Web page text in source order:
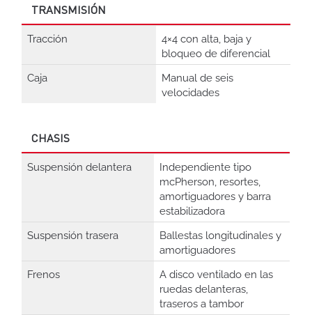
TRANSMISIÓN
Tracción
4×4 con alta, baja y
bloqueo de diferencial
Caja
Manual de seis
velocidades
CHASIS
Suspensión delantera
Independiente tipo
mcPherson, resortes,
amortiguadores y barra
estabilizadora
Suspensión trasera
Ballestas longitudinales y
amortiguadores
Frenos
A disco ventilado en las
ruedas delanteras,
traseros a tambor